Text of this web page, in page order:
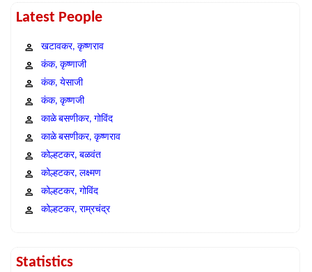
Latest People
खटावकर, कृष्णराव
कंक, कृष्णाजी
कंक, येसाजी
कंक, कृष्णजी
काळे बसणीकर, गोविंद
काळे बसणीकर, कृष्णराव
कोल्हटकर, बळवंत
कोल्हटकर, लक्ष्मण
कोल्हटकर, गोविंद
कोल्हटकर, राम्रचंद्र
Statistics